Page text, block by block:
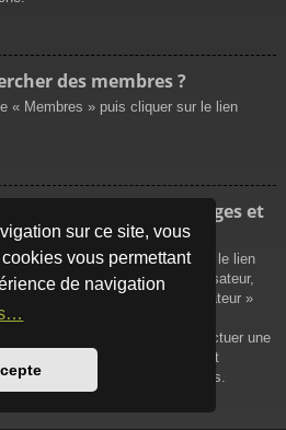
sur ce site, vous
vous permettant
de navigation
des membres ?
« Membres » puis cliquer sur le lien
mes propres messages et
être affichés soit en cliquant sur le lien
le panneau de contrôle de l’utilisateur,
les messages de l’utilisateur »
ou soit en cliquant sur le menu
supérieure du forum. Pour effectuer une
utilisez la recherche avancée et
options qui vous sont disponibles.